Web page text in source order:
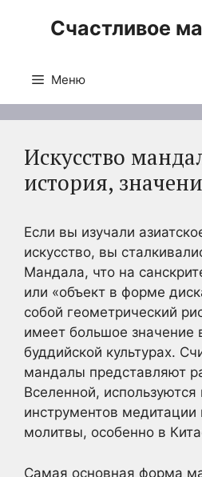
Счастливое
Меню
Искусство
история,
Если вы изучали
искусство, вы
Мандала, что на
или «объект в форме
собой геометрический
имеет большое значение
буддийской культурах.
мандалы представляют
Вселенной, используются
инструментов медитации
молитвы, особенно в
Самая основная форма